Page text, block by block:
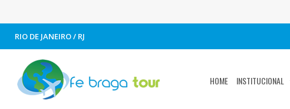
RIO DE JANEIRO / RJ
HOME INSTITUCIONAL